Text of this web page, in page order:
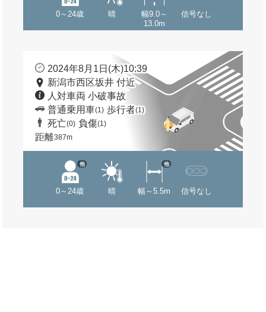
0～24歳 晴
幅9.0～
13.0m
信号なし
2024年8月1日(木)10:39
新潟市西区坂井 付近
人対車両 小破事故
普通乗用車(1) 歩行者(1)
死亡(0) 負傷(1)
距離387m
0～24歳
他
晴 幅～5.5m
他
信号なし